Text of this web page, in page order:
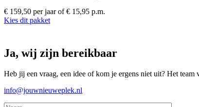
€ 159,50 per jaar of € 15,95 p.m.
Kies dit pakket
Ja, wij zijn bereikbaar
Heb jij een vraag, een idee of kom je ergens niet uit? Het
info@jouwnieuweplek.nl